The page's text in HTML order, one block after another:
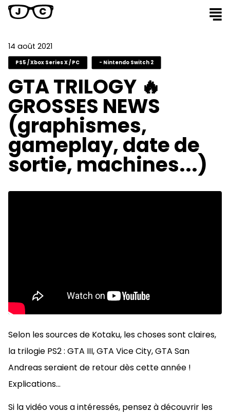
14 août 2021
PS5 / Xbox Series X / PC - Nintendo Switch 2
GTA TRILOGY 🔥
GROSSES NEWS
(graphismes,
gameplay, date de
sortie, machines...)
Selon les sources de Kotaku, les choses sont claires,
la trilogie PS2 : GTA III, GTA Vice City, GTA San
Andreas seraient de retour dès cette année !
Explications...
Si la vidéo vous a intéressés, pensez à découvrir les